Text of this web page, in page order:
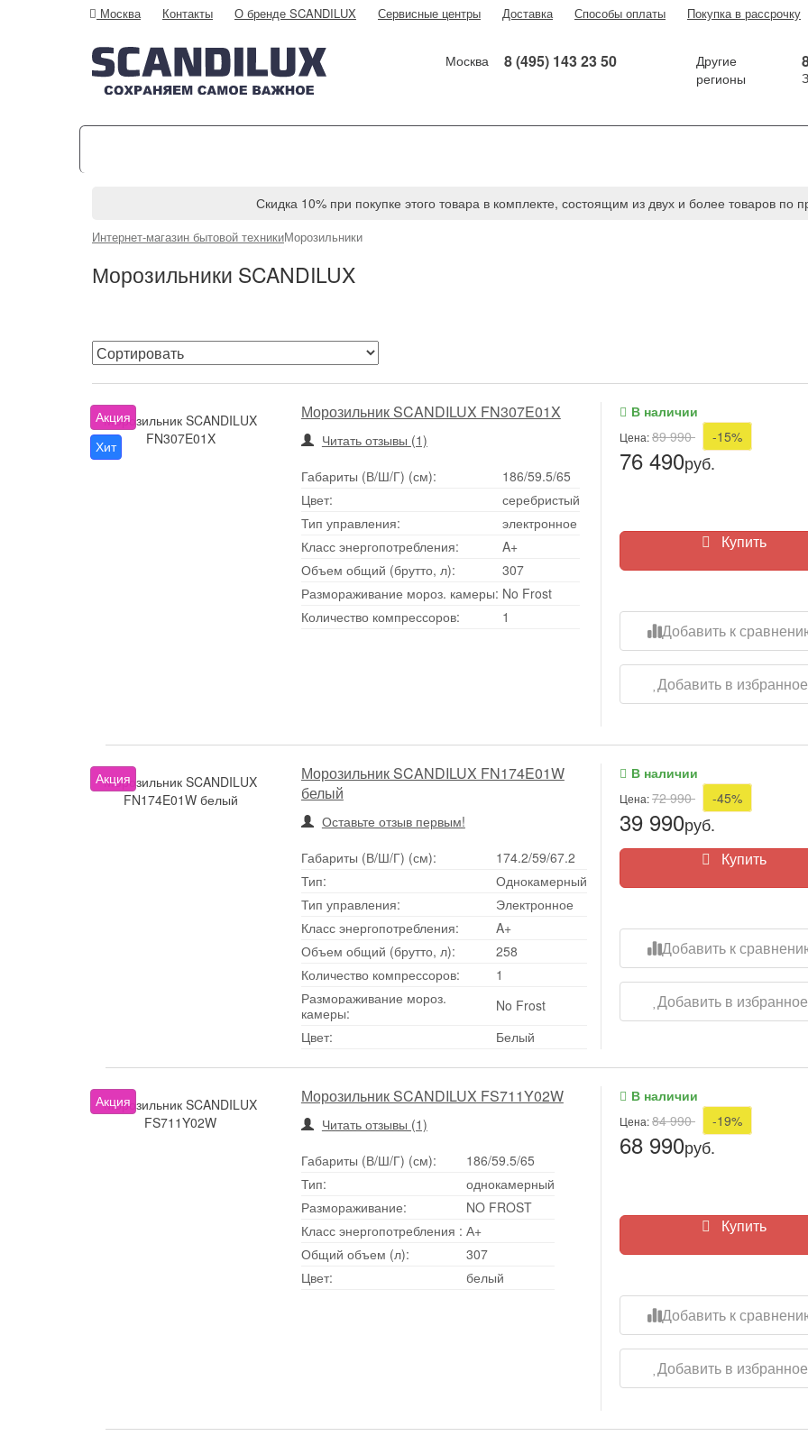
Москва Контакты О бренде SCANDILUX Сервисные центры Доставка Способы оплаты Покупка в рассрочку
Москва 8 (495) 143 23 50
Другие
регионы
Скидка 10% при покупке этого товара в комплекте, состоящим из двух и более товаров по
Интернет-магазин бытовой техникиМорозильники
Морозильники SCANDILUX
Акция
Хит
Морозильник SCANDILUX
FN307E01X
Морозильник SCANDILUX FN307E01X
Читать отзывы (1)
Габариты (В/Ш/Г) (см):
186/59.5/65
Цвет:
серебристый
Тип управления:
электронное
Класс энергопотребления:
A+
Объем общий (брутто, л):
307
Размораживание мороз. камеры: No Frost
Количество компрессоров:
1
В наличии
Цена:89 990 -15%
76 490руб.
Купить
Добавить к
Добавить в избранное
Акция
Морозильник SCANDILUX
FN174E01W белый
Морозильник SCANDILUX FN174E01W
белый
Оставьте отзыв первым!
Габариты (В/Ш/Г) (см):
174.2/59/67.2
Тип:
Однокамерный
Тип управления:
Электронное
Класс энергопотребления:
A+
Объем общий (брутто, л):
258
Количество компрессоров:
1
Размораживание мороз.
камеры:
No Frost
Цвет:
Белый
В наличии
Цена:72 990 -45%
39 990руб.
Купить
Добавить к
Добавить в избранное
Акция
Морозильник SCANDILUX
FS711Y02W
Морозильник SCANDILUX FS711Y02W
Читать отзывы (1)
Габариты (В/Ш/Г) (см):
186/59.5/65
Тип:
однокамерный
Размораживание:
NO FROST
Класс энергопотребления : А+
Общий объем (л):
307
Цвет:
белый
В наличии
Цена:84 990 -19%
68 990руб.
Купить
Добавить к
Добавить в избранное